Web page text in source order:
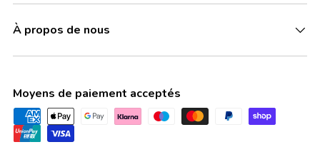
À propos de nous
Moyens de paiement acceptés